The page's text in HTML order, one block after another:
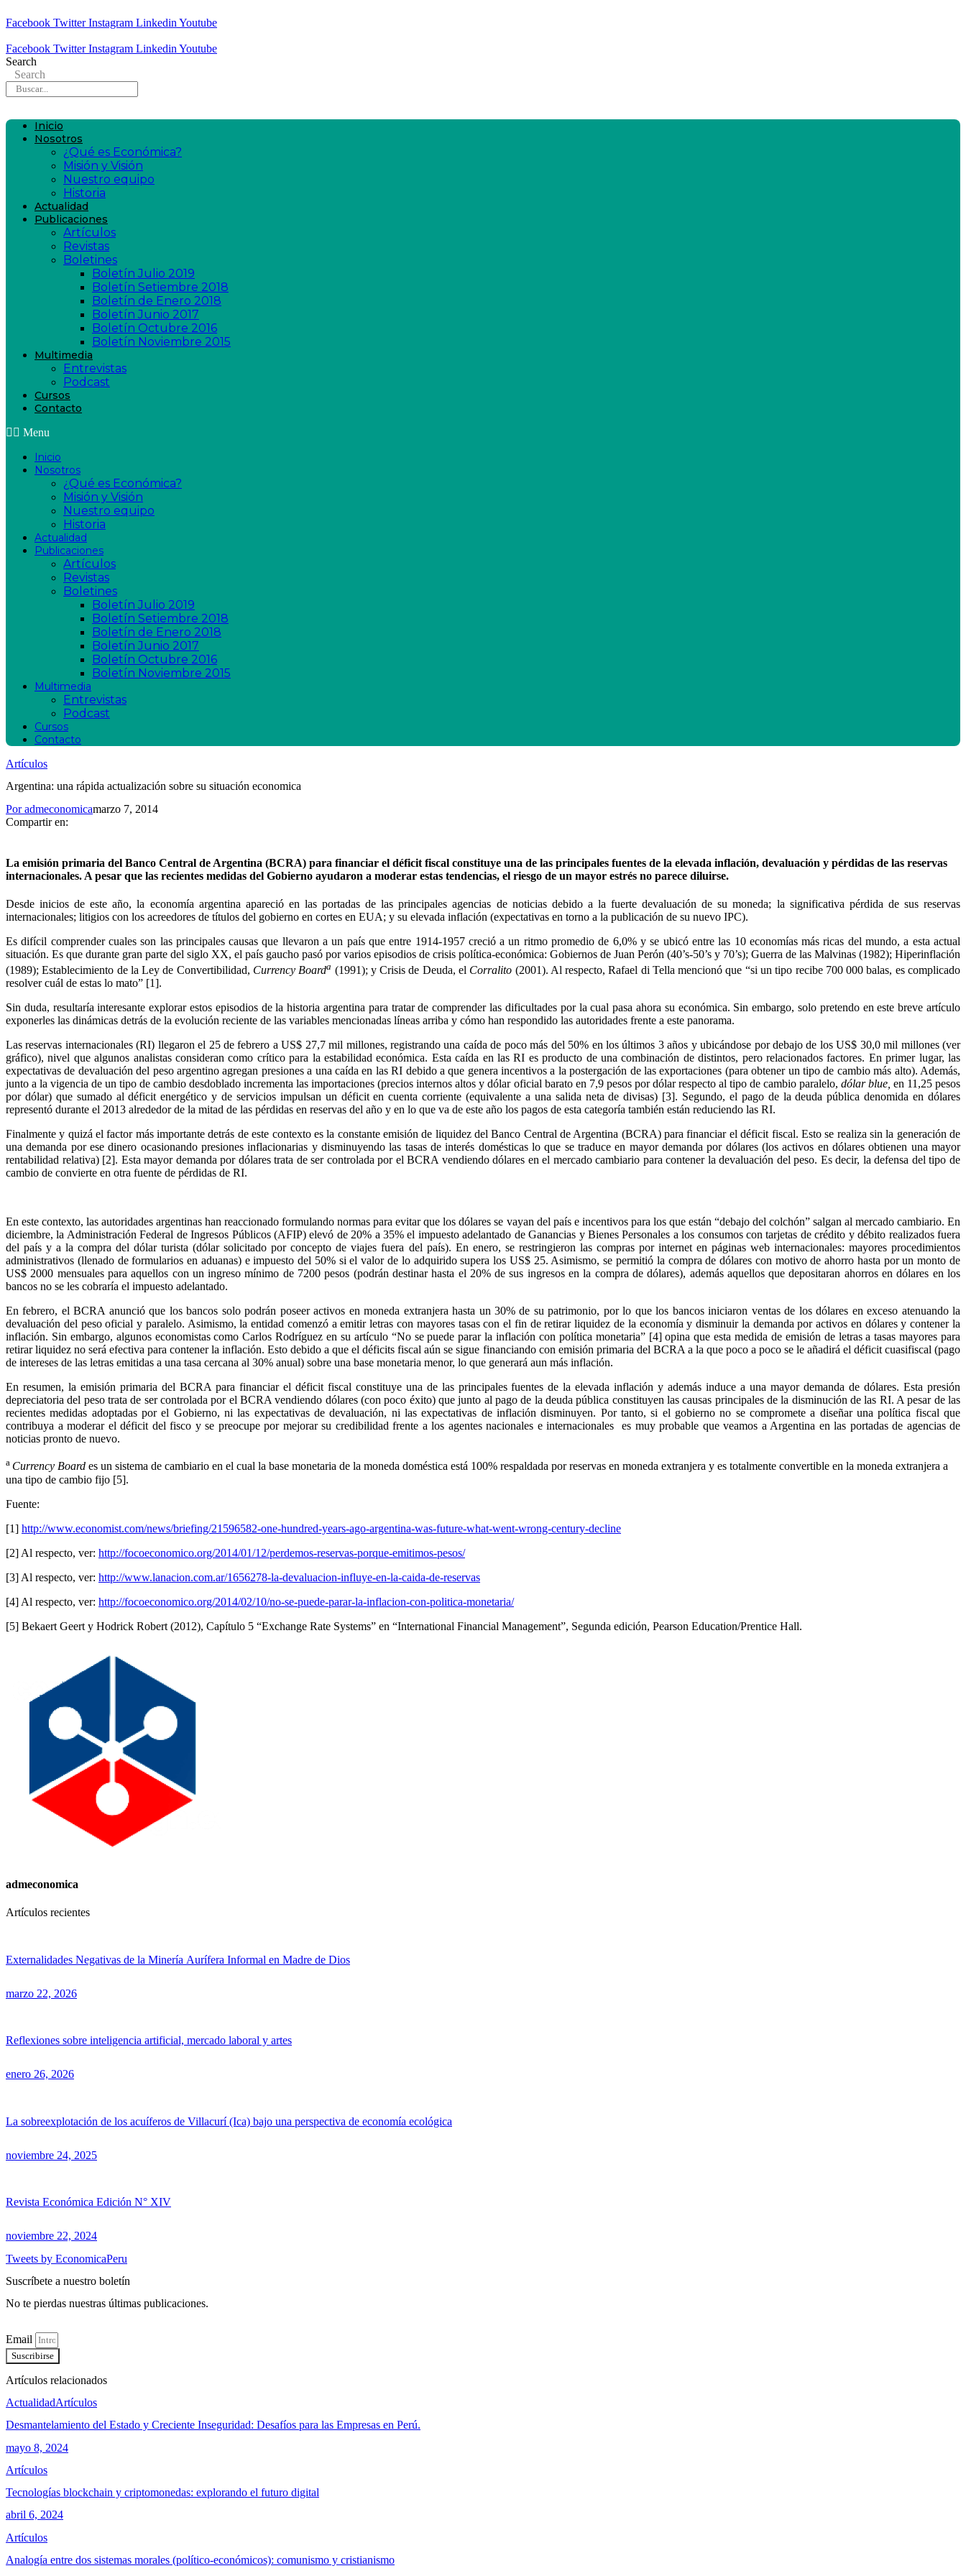
Facebook Twitter Instagram Linkedin Youtube
Facebook Twitter Instagram Linkedin Youtube
Search
Search
Inicio
Nosotros
¿Qué es Económica?
Misión y Visión
Nuestro equipo
Historia
Actualidad
Publicaciones
Artículos
Revistas
Boletines
Boletín Julio 2019
Boletín Setiembre 2018
Boletín de Enero 2018
Boletín Junio 2017
Boletín Octubre 2016
Boletín Noviembre 2015
Multimedia
Entrevistas
Podcast
Cursos
Contacto
Menu
Inicio
Nosotros
¿Qué es Económica?
Misión y Visión
Nuestro equipo
Historia
Actualidad
Publicaciones
Artículos
Revistas
Boletines
Boletín Julio 2019
Boletín Setiembre 2018
Boletín de Enero 2018
Boletín Junio 2017
Boletín Octubre 2016
Boletín Noviembre 2015
Multimedia
Entrevistas
Podcast
Cursos
Contacto
Artículos
Argentina: una rápida actualización sobre su situación economica
Poradmeconomicamarzo 7, 2014
Compartir en:
La emisión primaria del Banco Central de Argentina (BCRA) para financiar el déficit fiscal constituye una de las principales fuentes de la elevada inflación, devaluación y pérdidas de las reservas
internacionales. A pesar que las recientes medidas del Gobierno ayudaron a moderar estas tendencias, el riesgo de un mayor estrés no parece diluirse.
Desde inicios de este año, la economía argentina apareció en las portadas de las principales agencias de noticias debido a la fuerte devaluación de su moneda; la significativa pérdida de sus reservas
internacionales; litigios con los acreedores de títulos del gobierno en cortes en EUA; y su elevada inflación (expectativas en torno a la publicación de su nuevo IPC).
Es difícil comprender cuales son las principales causas que llevaron a un país que entre 1914-1957 creció a un ritmo promedio de 6,0% y se ubicó entre las 10 economías más ricas del mundo, a esta actual
situación. Es que durante gran parte del siglo XX, el país gaucho pasó por varios episodios de crisis política-económica: Gobiernos de Juan Perón (40’s-50’s y 70’s); Guerra de las Malvinas (1982); Hiperinflación
(1989); Establecimiento de la Ley de Convertibilidad, Currency Boarda (1991); y Crisis de Deuda, el Corralito (2001). Al respecto, Rafael di Tella mencionó que “si un tipo recibe 700 000 balas, es complicado
resolver cuál de estas lo mato” [1].
Sin duda, resultaría interesante explorar estos episodios de la historia argentina para tratar de comprender las dificultades por la cual pasa ahora su económica. Sin embargo, solo pretendo en este breve artículo
exponerles las dinámicas detrás de la evolución reciente de las variables mencionadas líneas arriba y cómo han respondido las autoridades frente a este panorama.
Las reservas internacionales (RI) llegaron el 25 de febrero a US$ 27,7 mil millones, registrando una caída de poco más del 50% en los últimos 3 años y ubicándose por debajo de los US$ 30,0 mil millones (ver
gráfico), nivel que algunos analistas consideran como crítico para la estabilidad económica. Esta caída en las RI es producto de una combinación de distintos, pero relacionados factores. En primer lugar, las
expectativas de devaluación del peso argentino agregan presiones a una caída en las RI debido a que genera incentivos a la postergación de las exportaciones (para obtener un tipo de cambio más alto). Además,
junto a la vigencia de un tipo de cambio desdoblado incrementa las importaciones (precios internos altos y dólar oficial barato en 7,9 pesos por dólar respecto al tipo de cambio paralelo, dólar blue, en 11,25 pesos
por dólar) que sumado al déficit energético y de servicios impulsan un déficit en cuenta corriente (equivalente a una salida neta de divisas) [3]. Segundo, el pago de la deuda pública denomida en dólares
representó durante el 2013 alrededor de la mitad de las pérdidas en reservas del año y en lo que va de este año los pagos de esta categoría también están reduciendo las RI.
Finalmente y quizá el factor más importante detrás de este contexto es la constante emisión de liquidez del Banco Central de Argentina (BCRA) para financiar el déficit fiscal. Esto se realiza sin la generación de
una demanda por ese dinero ocasionando presiones inflacionarias y disminuyendo las tasas de interés domésticas lo que se traduce en mayor demanda por dólares (los activos en dólares obtienen una mayor
rentabilidad relativa) [2]. Esta mayor demanda por dólares trata de ser controlada por el BCRA vendiendo dólares en el mercado cambiario para contener la devaluación del peso. Es decir, la defensa del tipo de
cambio de convierte en otra fuente de pérdidas de RI.
En este contexto, las autoridades argentinas han reaccionado formulando normas para evitar que los dólares se vayan del país e incentivos para los que están “debajo del colchón” salgan al mercado cambiario. En
diciembre, la Administración Federal de Ingresos Públicos (AFIP) elevó de 20% a 35% el impuesto adelantado de Ganancias y Bienes Personales a los consumos con tarjetas de crédito y débito realizados fuera
del país y a la compra del dólar turista (dólar solicitado por concepto de viajes fuera del país). En enero, se restringieron las compras por internet en páginas web internacionales: mayores procedimientos
administrativos (llenado de formularios en aduanas) e impuesto del 50% si el valor de lo adquirido supera los US$ 25. Asimismo, se permitió la compra de dólares con motivo de ahorro hasta por un monto de
US$ 2000 mensuales para aquellos con un ingreso mínimo de 7200 pesos (podrán destinar hasta el 20% de sus ingresos en la compra de dólares), además aquellos que depositaran ahorros en dólares en los
bancos no se les cobraría el impuesto adelantado.
En febrero, el BCRA anunció que los bancos solo podrán poseer activos en moneda extranjera hasta un 30% de su patrimonio, por lo que los bancos iniciaron ventas de los dólares en exceso atenuando la
devaluación del peso oficial y paralelo. Asimismo, la entidad comenzó a emitir letras con mayores tasas con el fin de retirar liquidez de la economía y disminuir la demanda por activos en dólares y contener la
inflación. Sin embargo, algunos economistas como Carlos Rodríguez en su artículo “No se puede parar la inflación con política monetaria” [4] opina que esta medida de emisión de letras a tasas mayores para
retirar liquidez no será efectiva para contener la inflación. Esto debido a que el déficits fiscal aún se sigue financiando con emisión primaria del BCRA a la que poco a poco se le añadirá el déficit cuasifiscal (pago
de intereses de las letras emitidas a una tasa cercana al 30% anual) sobre una base monetaria menor, lo que generará aun más inflación.
En resumen, la emisión primaria del BCRA para financiar el déficit fiscal constituye una de las principales fuentes de la elevada inflación y además induce a una mayor demanda de dólares. Esta presión
depreciatoria del peso trata de ser controlada por el BCRA vendiendo dólares (con poco éxito) que junto al pago de la deuda pública constituyen las causas principales de la disminución de las RI. A pesar de las
recientes medidas adoptadas por el Gobierno, ni las expectativas de devaluación, ni las expectativas de inflación disminuyen. Por tanto, si el gobierno no se compromete a diseñar una política fiscal que
contribuya a moderar el déficit del fisco y se preocupe por mejorar su credibilidad frente a los agentes nacionales e internacionales es muy probable que veamos a Argentina en las portadas de agencias de
noticias pronto de nuevo.
a Currency Board es un sistema de cambiario en el cual la base monetaria de la moneda doméstica está 100% respaldada por reservas en moneda extranjera y es totalmente convertible en la moneda extranjera a
una tipo de cambio fijo [5].
Fuente:
[1] http://www.economist.com/news/briefing/21596582-one-hundred-years-ago-argentina-was-future-what-went-wrong-century-decline
[2] Al respecto, ver: http://focoeconomico.org/2014/01/12/perdemos-reservas-porque-emitimos-pesos/
[3] Al respecto, ver: http://www.lanacion.com.ar/1656278-la-devaluacion-influye-en-la-caida-de-reservas
[4] Al respecto, ver: http://focoeconomico.org/2014/02/10/no-se-puede-parar-la-inflacion-con-politica-monetaria/
[5] Bekaert Geert y Hodrick Robert (2012), Capítulo 5 “Exchange Rate Systems” en “International Financial Management”, Segunda edición, Pearson Education/Prentice Hall.
admeconomica
Artículos recientes
Externalidades Negativas de la Minería Aurífera Informal en Madre de Dios
marzo 22, 2026
Reflexiones sobre inteligencia artificial, mercado laboral y artes
enero 26, 2026
La sobreexplotación de los acuíferos de Villacurí (Ica) bajo una perspectiva de economía ecológica
noviembre 24, 2025
Revista Económica Edición N° XIV
noviembre 22, 2024
Tweets by EconomicaPeru
Suscríbete a nuestro boletín
No te pierdas nuestras últimas publicaciones.
Email
Suscribirse
Artículos relacionados
ActualidadArtículos
Desmantelamiento del Estado y Creciente Inseguridad: Desafíos para las Empresas en Perú.
mayo 8, 2024
Artículos
Tecnologías blockchain y criptomonedas: explorando el futuro digital
abril 6, 2024
Artículos
Analogía entre dos sistemas morales (político-económicos): comunismo y cristianismo